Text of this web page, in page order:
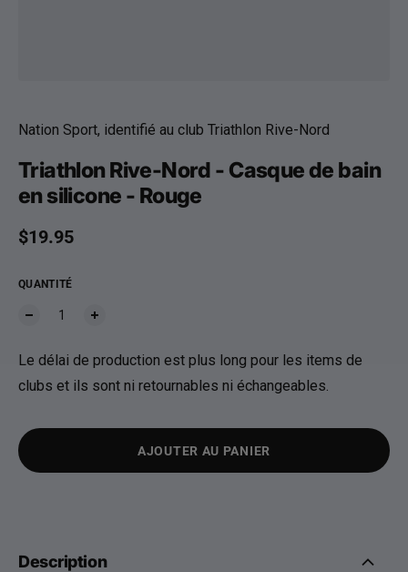
Nation Sport, identifié au club Triathlon Rive-Nord
Triathlon Rive-Nord - Casque de bain
en silicone - Rouge
Prix habituel
$19.95
QUANTITÉ
Le délai de production est plus long pour les items de
clubs et ils sont ni retournables ni échangeables.
AJOUTER AU PANIER
Description